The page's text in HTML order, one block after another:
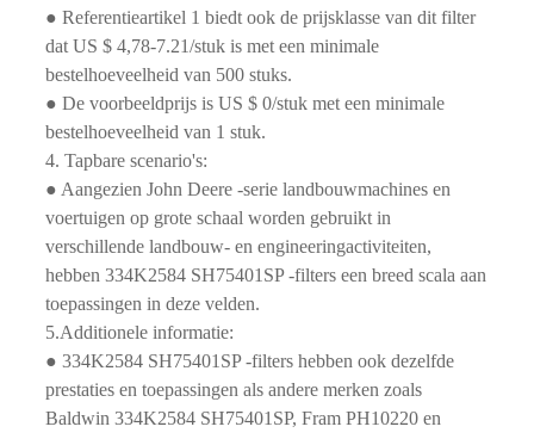
● Referentieartikel 1 biedt ook de prijsklasse van dit filter
dat US $ 4,78-7.21/stuk is met een minimale
bestelhoeveelheid van 500 stuks.
● De voorbeeldprijs is US $ 0/stuk met een minimale
bestelhoeveelheid van 1 stuk.
4. Tapbare scenario's:
● Aangezien John Deere -serie landbouwmachines en
voertuigen op grote schaal worden gebruikt in
verschillende landbouw- en engineeringactiviteiten,
hebben 334K2584 SH75401SP -filters een breed scala aan
toepassingen in deze velden.
5.Additionele informatie:
● 334K2584 SH75401SP -filters hebben ook dezelfde
prestaties en toepassingen als andere merken zoals
Baldwin 334K2584 SH75401SP, Fram PH10220 en